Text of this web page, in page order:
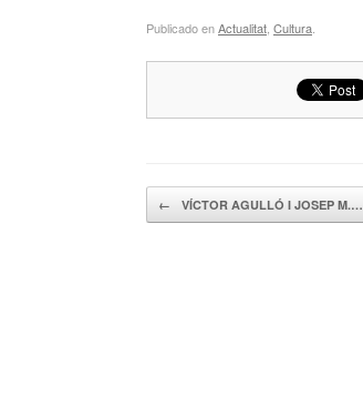
Publicado enActualitat Cultura
Navegador de artículos
← VÍCTOR AGULLÓ I JOSEP M.…